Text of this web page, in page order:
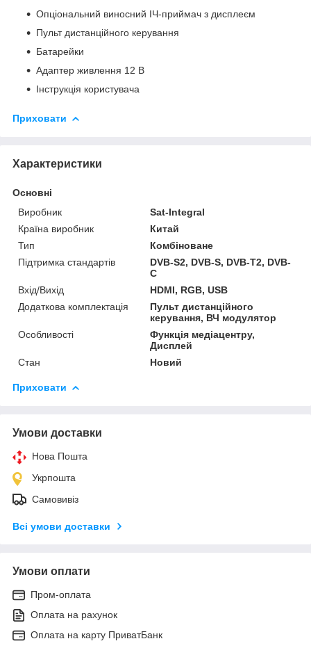
Опціональний виносний ІЧ-приймач з дисплеєм
Пульт дистанційного керування
Батарейки
Адаптер живлення 12 В
Інструкція користувача
Приховати
Характеристики
Основні
Виробник
Sat-Integral
Країна виробник
Китай
Тип
Комбіноване
Підтримка стандартів
DVB-S2, DVB-S, DVB-T2, DVB-
C
Вхід/Вихід
HDMI, RGB, USB
Додаткова комплектація
Пульт дистанційного
керування, ВЧ модулятор
Особливості
Функція медіацентру,
Дисплей
Стан
Новий
Приховати
Умови доставки
Нова Пошта
Укрпошта
Самовивіз
Всі умови доставки
Умови оплати
Пром-оплата
Оплата на рахунок
Оплата на карту ПриватБанк